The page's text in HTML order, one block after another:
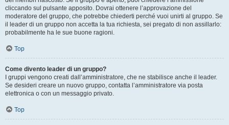
cliccando sul pulsante apposito. Dovrai ottenere l’approvazione del
moderatore del gruppo, che potrebbe chiederti perché vuoi unirti al gruppo. Se
il leader di un gruppo non accetta la tua richiesta, sei pregato di non assillarlo:
probabilmente ha le sue buone ragioni.
Top
Come divento leader di un gruppo?
I gruppi vengono creati dall’amministratore, che ne stabilisce anche il leader.
Se desideri creare un nuovo gruppo, contatta l’amministratore via posta
elettronica o con un messaggio privato.
Top